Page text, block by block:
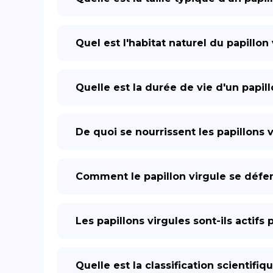
Quel est l'habitat naturel du papillon
Quelle est la durée de vie d'un
De quoi se nourrissent les papillons
Comment le papillon virgule se
Les papillons virgules sont-ils actifs
Quelle est la classification